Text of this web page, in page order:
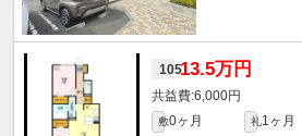
10513.5万円
6,000円
敷0ヶ月 礼1ヶ月